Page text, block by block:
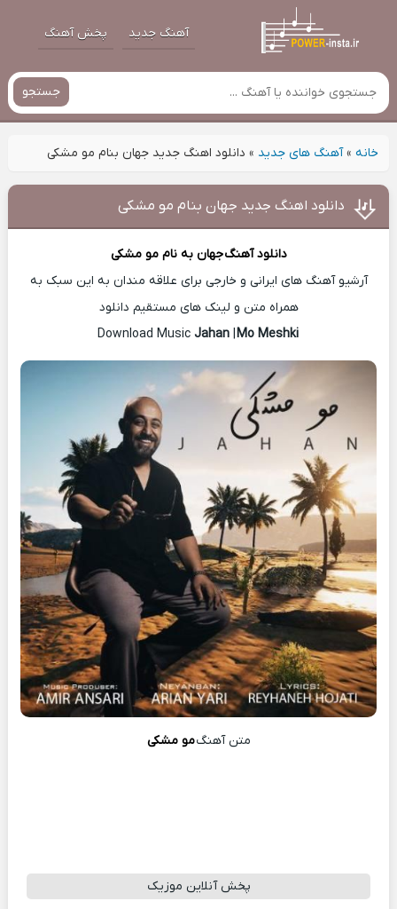
آهنگ جدید پخش آهنگ
جستجو
خانه»آهنگ های جدید » دانلود اهنگ جدید جهان بنام مو مشکی
دانلود اهنگ جدید جهان بنام مو مشکی
دانلود آهنگجهان به نام مو مشکی
آرشیو آهنگ های ایرانی و خارجی برای علاقه مندان به این سبک به
همراه متن و لینک های مستقیم دانلود
Jahan |Mo Meshki
متن آهنگمو مشکی
پخش آنلاین موزیک